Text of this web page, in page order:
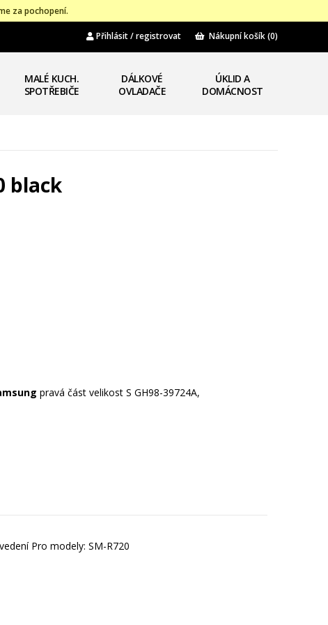
za pochopení.
Přihlásit / registrovat Nákupní košík(0)
MALÉ KUCH.
SPOTŘEBIČE
DÁLKOVÉ
OVLADAČE
ÚKLID A
DOMÁCNOST
black
pravá část velikost S GH98-39724A,
Pro modely: SM-R720